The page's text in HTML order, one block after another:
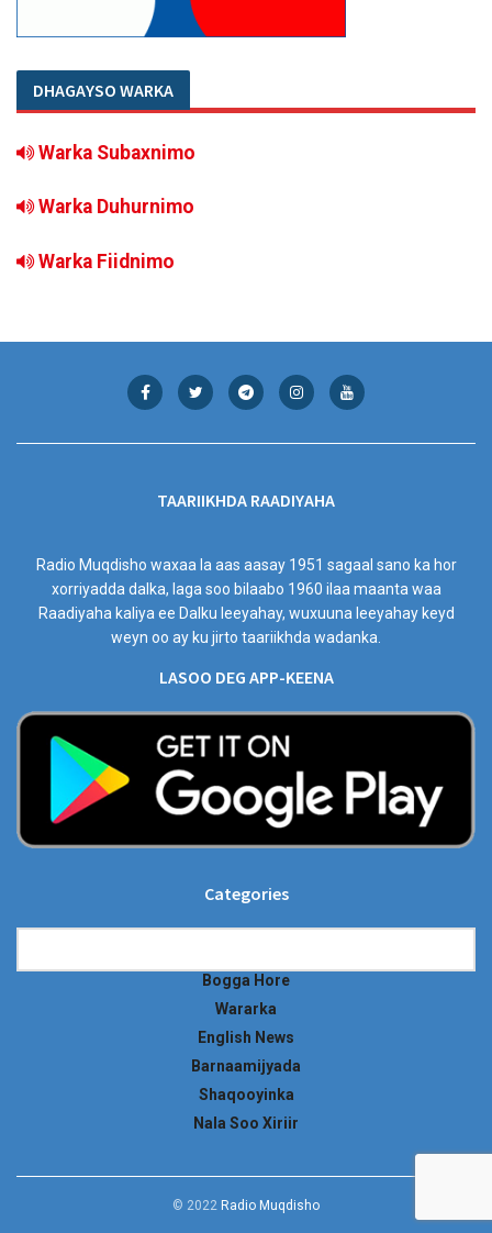
DHAGAYSO WARKA
Warka Subaxnimo
Warka Duhurnimo
Warka Fiidnimo
TAARIIKHDA RAADIYAHA
Radio Muqdisho waxaa la aas aasay 1951 sagaal sano ka hor
xorriyadda dalka, laga soo bilaabo 1960 ilaa maanta waa
Raadiyaha kaliya ee Dalku leeyahay, wuxuuna leeyahay keyd
weyn oo ay ku jirto taariikhda wadanka.
LASOO DEG APP-KEENA
Categories
Bogga Hore
Wararka
English News
Barnaamijyada
Shaqooyinka
Nala Soo Xiriir
© 2022 Radio Muqdisho